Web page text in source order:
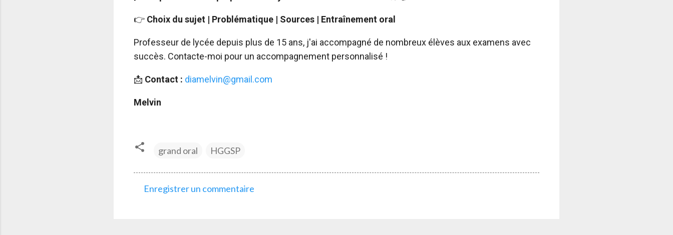
👉 Choix du sujet | Problématique | Sources | Entraînement oral
Professeur de lycée depuis plus de 15 ans, j'ai accompagné de nombreux élèves aux examens avec
succès. Contacte-moi pour un accompagnement personnalisé !
📩 Contact : diamelvin@gmail.com
Melvin
grand oral HGGSP
Enregistrer un commentaire